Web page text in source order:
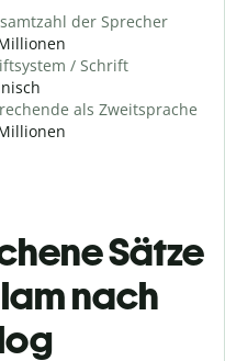
der Sprecher
/ Schrift
als Zweitsprache
Sätze
nach